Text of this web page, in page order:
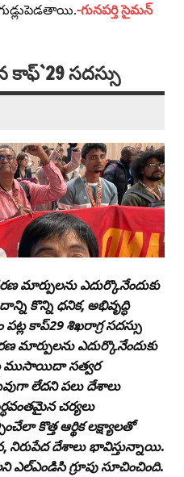
-గునపర్తి సైమన్‌
సదస్సు
మార్పులను ఎదుర్కొనేందుకు
కొన్ని ధనిక, అభివృద్ధి
కాప్‌29 శిఖరాగ్ర సదస్సు
మార్పులను ఎదుర్కొనేందుకు
ముసాయిదా సత్వర
లేదని పలు దేశాలు
చర్యలు
కొత్త ఆర్థిక లక్ష్యాలతో
దేశాలు భావిస్తున్నాయి.
ఎల్‌ఎండిసి గ్రూపు సూచించింది.